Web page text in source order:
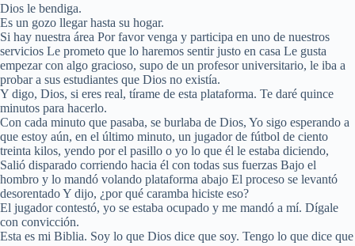
Dios le bendiga.
Es un gozo llegar hasta su hogar.
Si hay nuestra área Por favor venga y participa en uno de nuestros
servicios Le prometo que lo haremos sentir justo en casa Le gusta
empezar con algo gracioso, supo de un profesor universitario, le iba a
probar a sus estudiantes que Dios no existía.
Y digo, Dios, si eres real, tírame de esta plataforma. Te daré quince
minutos para hacerlo.
Con cada minuto que pasaba, se burlaba de Dios, Yo sigo esperando a
que estoy aún, en el último minuto, un jugador de fútbol de ciento
treinta kilos, yendo por el pasillo o yo lo que él le estaba diciendo,
Salió disparado corriendo hacia él con todas sus fuerzas Bajo el
hombro y lo mandó volando plataforma abajo El proceso se levantó
desorentado Y dijo, ¿por qué caramba hiciste eso?
El jugador contestó, yo se estaba ocupado y me mandó a mí. Dígale
con convicción.
Esta es mi Biblia. Soy lo que Dios dice que soy. Tengo lo que dice que